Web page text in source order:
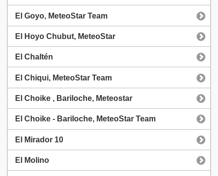
El Goyo, MeteoStar Team
El Hoyo Chubut, MeteoStar
El Chaltén
El Chiqui, MeteoStar Team
El Choike , Bariloche, Meteostar
El Choike - Bariloche, MeteoStar Team
El Mirador 10
El Molino